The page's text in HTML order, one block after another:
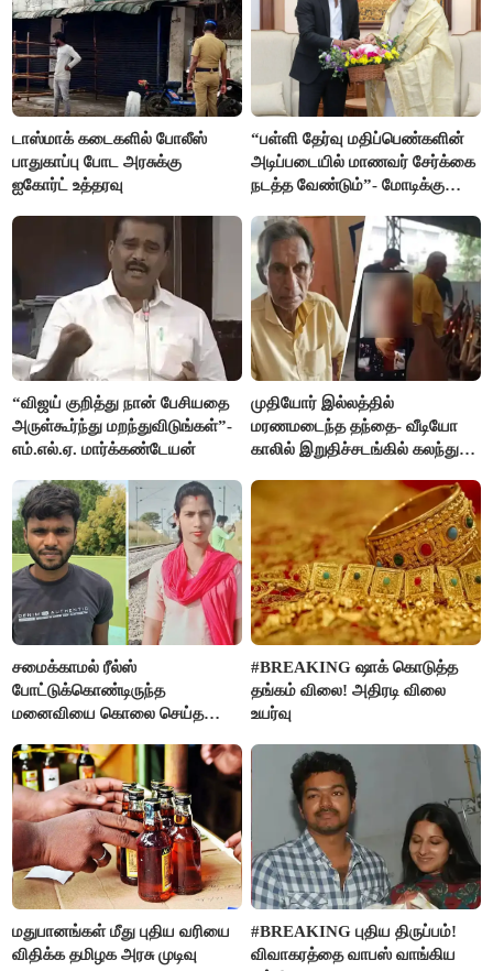
டாஸ்மாக் கடைகளில் போலீஸ்
பாதுகாப்பு போட அரசுக்கு
ஐகோர்ட் உத்தரவு
“பள்ளி தேர்வு மதிப்பெண்களின்
அடிப்படையில் மாணவர் சேர்க்கை
நடத்த வேண்டும்”- மோடிக்கு
“விஜய் குறித்து நான் பேசியதை
அருள்கூர்ந்து மறந்துவிடுங்கள்”-
எம்.எல்.ஏ. மார்க்கண்டேயன்
முதியோர் இல்லத்தில்
மரணமடைந்த தந்தை- வீடியோ
காலில் இறுதிச்சடங்கில் கலந்து
சமைக்காமல் ரீல்ஸ்
போட்டுக்கொண்டிருந்த
மனைவியை கொலை செய்த
#BREAKING ஷாக் கொடுத்த
தங்கம் விலை! அதிரடி விலை
உயர்வு
மதுபானங்கள் மீது புதிய வரியை
விதிக்க தமிழக அரசு முடிவு
#BREAKING புதிய திருப்பம்!
விவாகரத்தை வாபஸ் வாங்கிய